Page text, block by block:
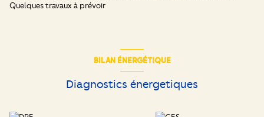
Quelques travaux à prévoir
BILAN ÉNERGÉTIQUE
Diagnostics énergetiques